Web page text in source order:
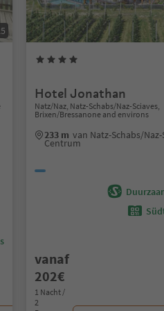
Hotel Jonathan
Natz/Naz, Natz-Schabs/Naz-Sciaves,
Brixen/Bressanone and environs
233 m van Natz-Schabs/Naz-
Centrum
vanaf
202€
1 Nacht /
2